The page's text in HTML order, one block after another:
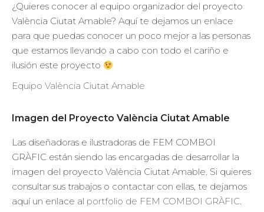
¿Quieres conocer al equipo organizador del proyecto
València Ciutat Amable? Aquí te dejamos un enlace
para que puedas conocer un poco mejor a las personas
que estamos llevando a cabo con todo el cariño e
ilusión este proyecto
Equipo València Ciutat Amable
Imagen del Proyecto València Ciutat Amable
Las diseñadoras e ilustradoras de FEM COMBOI
GRÀFIC están siendo las encargadas de desarrollar la
imagen del proyecto València Ciutat Amable. Si quieres
consultar sus trabajos o contactar con ellas, te dejamos
aquí un enlace al portfolio de FEM COMBOI GRÀFIC.